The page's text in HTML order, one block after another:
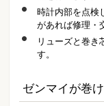
時計内部を点検
があれば修理・
リューズと巻き
す。
ゼンマイが巻